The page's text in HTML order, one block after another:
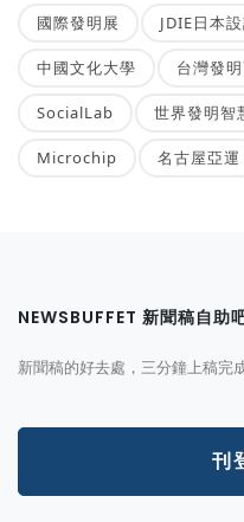
國際發明展 JDIE日本
中國文化大學 台灣發
SocialLab 世界發明智
Microchip 名古屋亞運
NEWSBUFFET 新聞稿自助
新聞稿的好去處，三分鐘上稿完
刊